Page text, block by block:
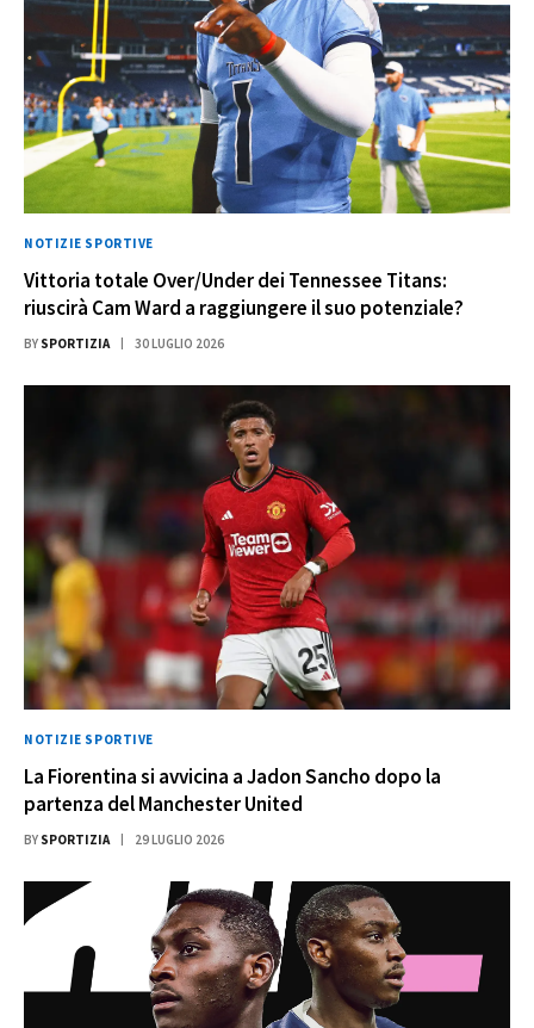
NOTIZIE SPORTIVE
Vittoria totale Over/Under dei Tennessee Titans:
riuscirà Cam Ward a raggiungere il suo potenziale?
BY SPORTIZIA 30 LUGLIO 2026
NOTIZIE SPORTIVE
La Fiorentina si avvicina a Jadon Sancho dopo la
partenza del Manchester United
BY SPORTIZIA 29 LUGLIO 2026